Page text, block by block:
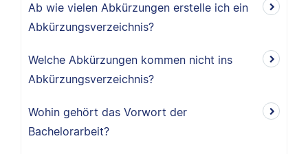
Ab wie vielen Abkürzungen erstelle ich ein
Abkürzungsverzeichnis?
Welche Abkürzungen kommen nicht ins
Abkürzungsverzeichnis?
Wohin gehört das Vorwort der
Bachelorarbeit?